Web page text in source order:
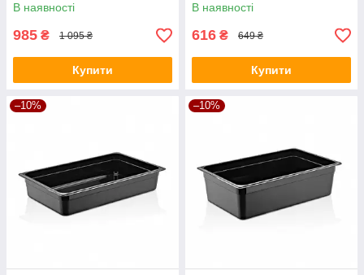
В наявності
985 ₴ 1 095 ₴
Купити
В наявності
616 ₴ 649 ₴
Купити
–10% –10%